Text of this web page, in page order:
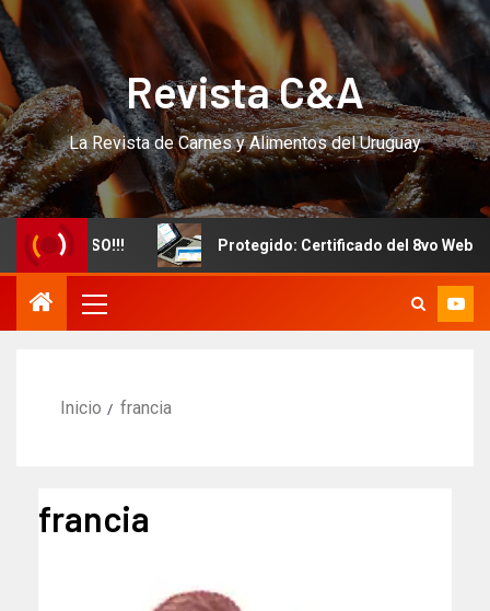
Revista C&A
La Revista de Carnes y Alimentos del Uruguay
CURSO!!! Protegido: Certificado del 8vo Webinar
Inicio francia
francia